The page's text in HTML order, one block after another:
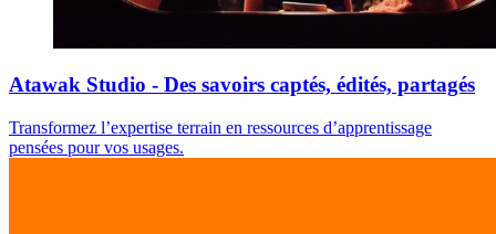
Atawak Studio - Des savoirs captés, édités, partagés
Transformez l’expertise terrain en ressources d’apprentissage
pensées pour vos usages.